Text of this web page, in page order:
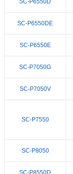
SC-P6550DE
SC-P6550E
SC-P7050G
SC-P7050V
SC-P7550
SC-P8050
SC-P8550D